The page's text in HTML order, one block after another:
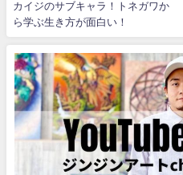
カイジのサブキャラ！トネガワか
ら学ぶ生き方が面白い！